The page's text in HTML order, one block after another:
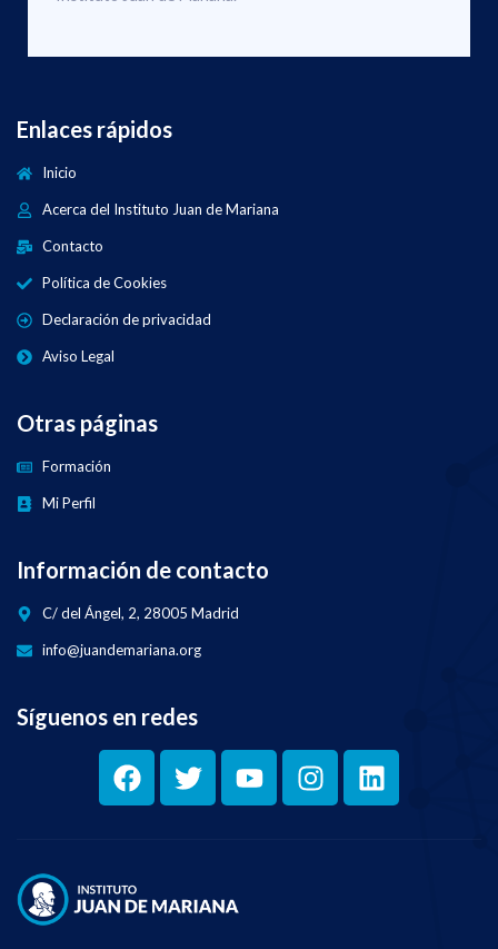
Enlaces rápidos
Inicio
Acerca del Instituto Juan de Mariana
Contacto
Política de Cookies
Declaración de privacidad
Aviso Legal
Otras páginas
Formación
Mi Perfil
Información de contacto
C/ del Ángel, 2, 28005 Madrid
info@juandemariana.org
Síguenos en redes